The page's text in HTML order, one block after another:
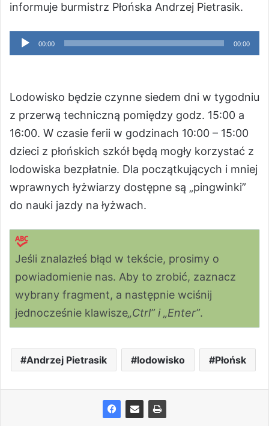
informuje burmistrz Płońska Andrzej Pietrasik.
Odtwarzacz
plików
00:00 00:00
Lodowisko będzie czynne siedem dni w tygodniu
z przerwą techniczną pomiędzy godz. 15:00 a
16:00. W czasie ferii w godzinach 10:00 – 15:00
dzieci z płońskich szkół będą mogły korzystać z
lodowiska bezpłatnie. Dla początkujących i mniej
wprawnych łyżwiarzy dostępne są „pingwinki”
do nauki jazdy na łyżwach.
Jeśli znalazłeś błąd w tekście, prosimy o
powiadomienie nas. Aby to zrobić, zaznacz
wybrany fragment, a następnie wciśnij
jednocześnie klawisze„Ctrl” i „Enter”.
Andrzej Pietrasik lodowisko Płońsk